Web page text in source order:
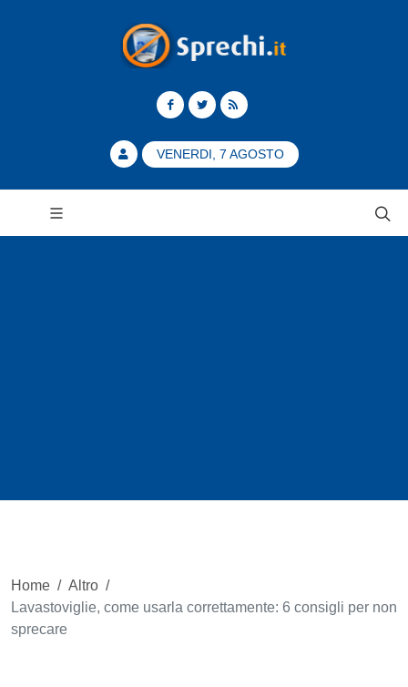
VENERDI, 7 AGOSTO
Home / Altro /
Lavastoviglie, come usarla correttamente: 6 consigli per non
sprecare